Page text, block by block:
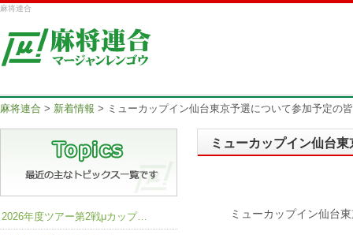
麻将連合
麻将連合 > 新着情報 > ミューカップイン仙台東京予選について参加予定の
ミューカップイン仙台
ミューカップイン仙台
2026年度ツアー第2戦μカップ…